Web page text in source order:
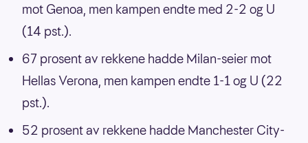
mot Genoa, men kampen endte med 2-2 og U
(14 pst.).
67 prosent av rekkene hadde Milan-seier mot
Hellas Verona, men kampen endte 1-1 og U (22
pst.).
52 prosent av rekkene hadde Manchester City-